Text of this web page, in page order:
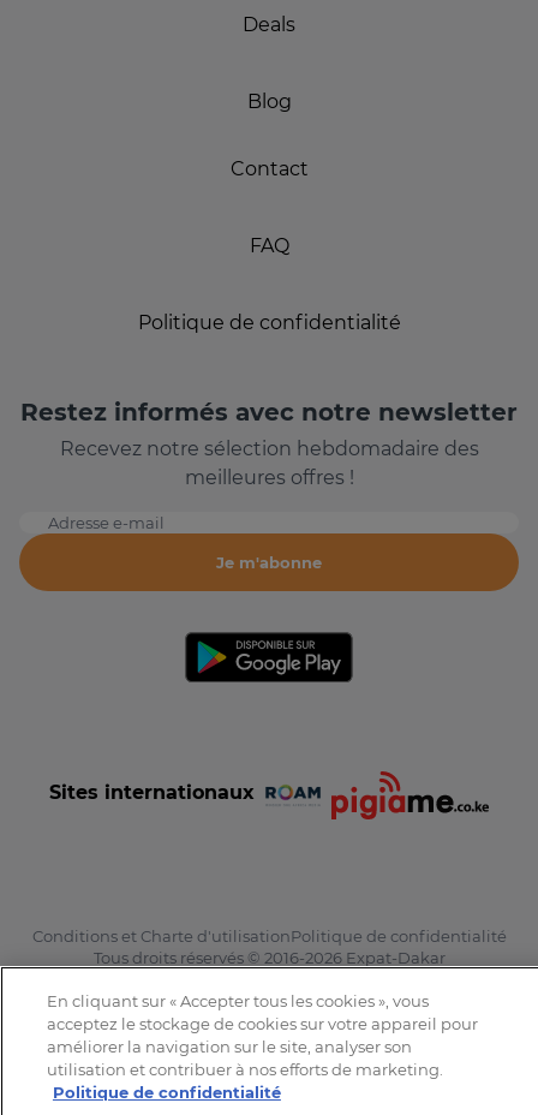
Deals
Blog
Contact
FAQ
Politique de confidentialité
Restez informés avec notre newsletter
Recevez notre sélection hebdomadaire des
meilleures offres !
Adresse e-mail
Je m'abonne
Sites internationaux
Conditions et Charte d'utilisationPolitique de confidentialité
Tous droits réservés © 2016-2026 Expat-Dakar
En cliquant sur « Accepter tous les cookies », vous
acceptez le stockage de cookies sur votre appareil pour
améliorer la navigation sur le site, analyser son
utilisation et contribuer à nos efforts de marketing.
Politique de confidentialité